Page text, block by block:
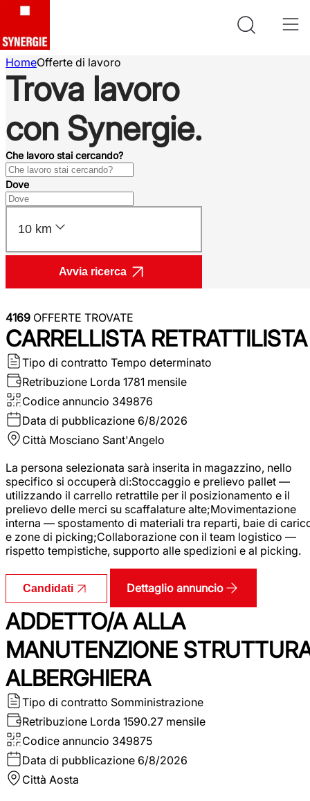
HomeOfferte di lavoro
Trova lavoro
con Synergie.
Che lavoro stai cercando?
Dove
10 km
Avvia ricerca
4169 OFFERTE TROVATE
CARRELLISTA RETRATTILISTA
Tipo di contratto Tempo determinato
Retribuzione Lorda 1781 mensile
Codice annuncio 349876
Data di pubblicazione 6/8/2026
Città Mosciano Sant'Angelo
La persona selezionata sarà inserita in magazzino, nello
specifico si occuperà di:Stoccaggio e prelievo pallet —
utilizzando il carrello retrattile per il posizionamento e il
prelievo delle merci su scaffalature alte;Movimentazione
interna — spostamento di materiali tra reparti, baie di
e zone di picking;Collaborazione con il team logistico —
rispetto tempistiche, supporto alle spedizioni e al picking.
Candidati Dettaglio annuncio
ADDETTO/A ALLA
MANUTENZIONE
ALBERGHIERA
Tipo di contratto Somministrazione
Retribuzione Lorda 1590.27 mensile
Codice annuncio 349875
Data di pubblicazione 6/8/2026
Città Aosta